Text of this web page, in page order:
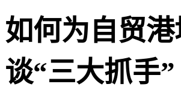
如何为自贸
谈“三大抓手”